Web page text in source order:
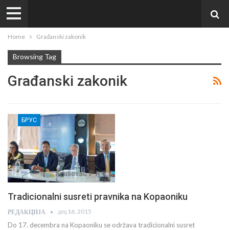
Home Građanski zakonik
Browsing Tag
Građanski zakonik
БРУС
Tradicionalni susreti pravnika na Kopaoniku
РЕДАКЦИЈА дец 16, 2015
Do 17. decembra na Kopaoniku se održava tradicionalni susret